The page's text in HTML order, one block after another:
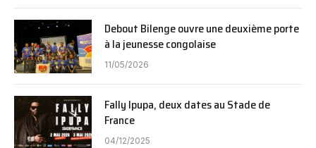
Debout Bilenge ouvre une deuxième porte
à la jeunesse congolaise
11/05/2026
Fally Ipupa, deux dates au Stade de
France
04/12/2025